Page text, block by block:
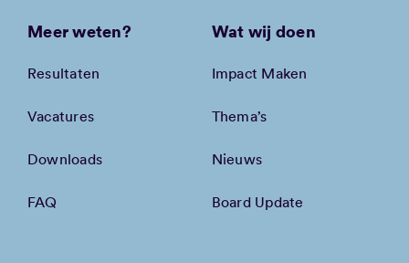
Meer weten?
Resultaten
Vacatures
Downloads
FAQ
Wat wij doen
Impact Maken
Thema’s
Nieuws
Board Update